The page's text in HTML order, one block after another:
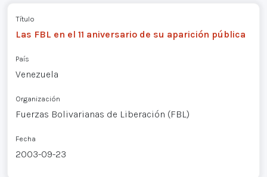
Título
Las FBL en el 11 aniversario de su aparición pública
País
Venezuela
Organización
Fuerzas Bolivarianas de Liberación (FBL)
Fecha
2003-09-23